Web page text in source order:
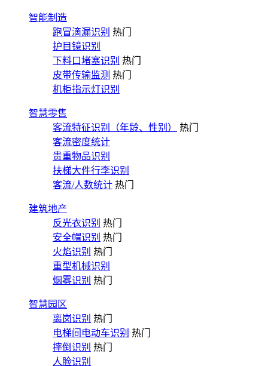
智能制造
跑冒滴漏识别 热门
护目镜识别
下料口堵塞识别 热门
皮带传输监测 热门
机柜指示灯识别
智慧零售
客流特征识别（年龄、性别）
热门
客流密度统计
贵重物品识别
扶梯大件行李识别
客流/人数统计 热门
建筑地产
反光衣识别 热门
安全帽识别 热门
火焰识别 热门
重型机械识别
烟雾识别 热门
智慧园区
离岗识别 热门
电梯间电动车识别 热门
摔倒识别 热门
人脸识别